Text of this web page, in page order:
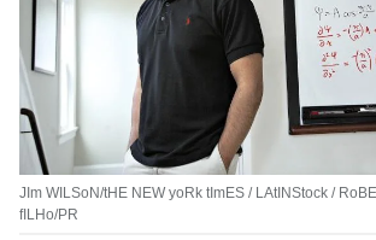
JIm WILSoN/tHE NEW yoRk tImES / LAtINStock /
fILHo/PR